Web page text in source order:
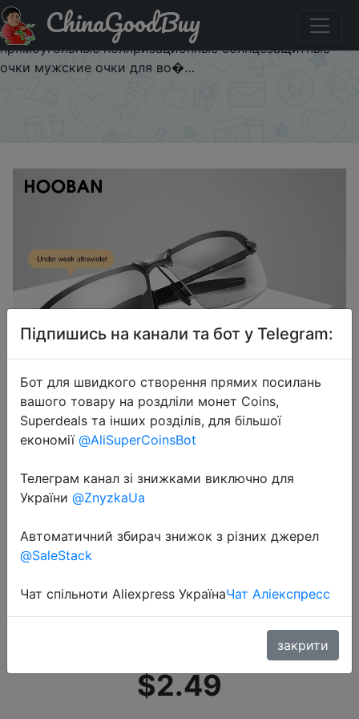
Промокод на знижку $1/1 HOOBAN винтажные
фотохромные Солнцезащитные очки Мужские Модные
прямоугольные поляризационные солнцезащитные
очки мужские очки для во�…
ChinaGoodBuy
2020-10-05
HOOBAN винтажные фотохромные
Солнцезащитные очки Мужские
Модные прямоугольные
солнцезащитные очки мужские
$2.49
Підпишись на канали та бот у Telegram:
Бот для швидкого створення прямих посилань
вашого товару на роздліли монет Coins,
Superdeals та інших розділів, для більшої
економії @AliSuperCoinsBot
Телеграм канал зі знижками виключно для
України @ZnyzkaUa
Автоматичний збирач знижок з різних джерел
@SaleStack
Чат спільноти Aliexpress УкраїнаЧат Аліекспресс
закрити